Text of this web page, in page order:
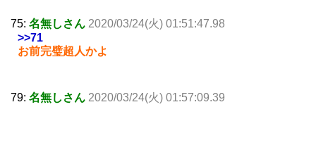
75: 名無しさん 2020/03/24(火) 01:51:47.98
>>71
お前完璧超人かよ
79: 名無しさん 2020/03/24(火) 01:57:09.39